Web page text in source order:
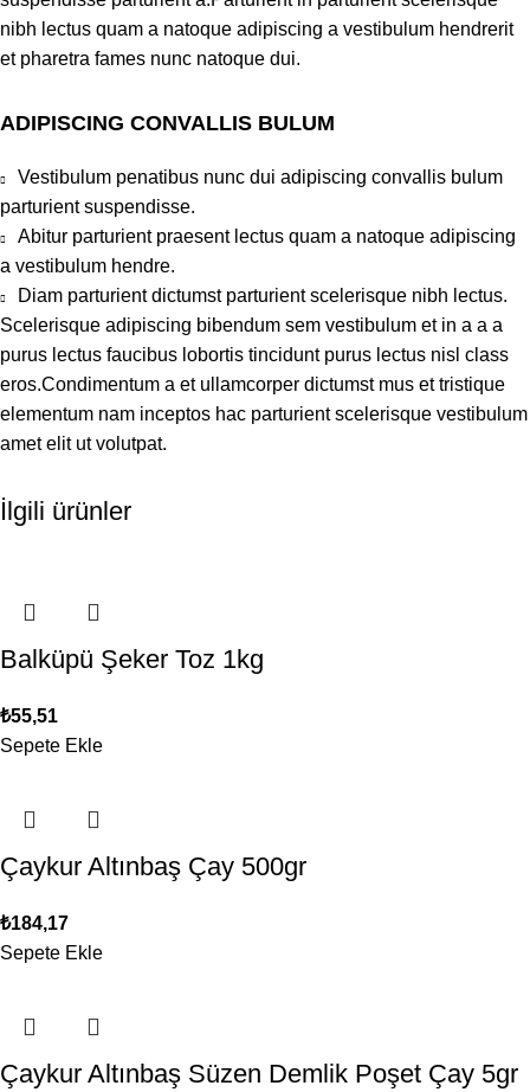
nibh lectus quam a natoque adipiscing a vestibulum hendrerit
et pharetra fames nunc natoque dui.
ADIPISCING CONVALLIS BULUM
Vestibulum penatibus nunc dui adipiscing convallis bulum
parturient suspendisse.
Abitur parturient praesent lectus quam a natoque adipiscing
a vestibulum hendre.
Diam parturient dictumst parturient scelerisque nibh lectus.
Scelerisque adipiscing bibendum sem vestibulum et in a a a
purus lectus faucibus lobortis tincidunt purus lectus nisl class
eros.Condimentum a et ullamcorper dictumst mus et tristique
elementum nam inceptos hac parturient scelerisque vestibulum
amet elit ut volutpat.
İlgili ürünler
Balküpü Şeker Toz 1kg
₺55,51
Sepete Ekle
Çaykur Altınbaş Çay 500gr
₺184,17
Sepete Ekle
Çaykur Altınbaş Süzen Demlik Poşet Çay 5gr